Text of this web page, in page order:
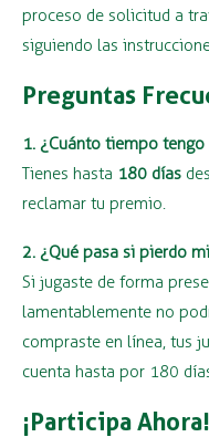
proceso de solicitud a
siguiendo las
Preguntas
1. ¿Cuánto tiempo
Tienes hasta 180 días
reclamar tu premio.
2. ¿Qué pasa si pierdo
Si jugaste de forma
lamentablemente no
compraste en línea, tus
cuenta hasta por 180
¡Participa Ahora!